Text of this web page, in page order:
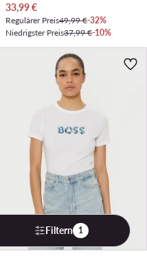
Aktueller Preis
33,99€
Regulärer Preis49,99 €-32%
Niedrigster Preis37,99 €-10%
Angebot Filtern 1